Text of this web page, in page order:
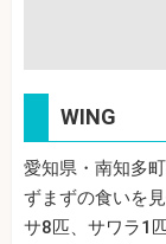
WING
愛知県・南知多
ずまずの食いを
サ8匹、サワラ1